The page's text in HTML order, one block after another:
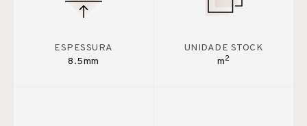
ESPESSURA
8.5mm
UNIDADE STOCK
m2